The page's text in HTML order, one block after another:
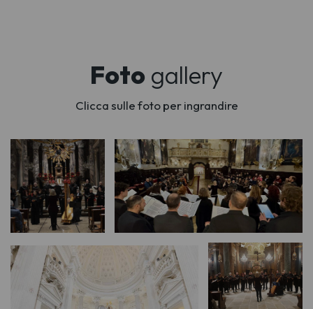
Foto gallery
Clicca sulle foto per ingrandire